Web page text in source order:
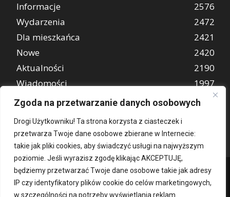
Zgoda na przetwarzanie danych osobowych
Drogi Użytkowniku! Ta strona korzysta z ciasteczek i
przetwarza Twoje dane osobowe zbierane w Internecie:
takie jak pliki cookies, aby świadczyć usługi na najwyższym
poziomie. Jeśli wyrazisz zgodę klikając AKCEPTUJĘ,
będziemy przetwarzać Twoje dane osobowe takie jak adresy
IP czy identyfikatory plików cookie do celów marketingowych,
w szczególności na potrzeby wyświetlania reklam
Informacje
2576
Wydarzenia
2472
Dla mieszkańca
2421
Nowe
2420
Aktualności
2190
Wiadomości
1997
REKLAMA
849